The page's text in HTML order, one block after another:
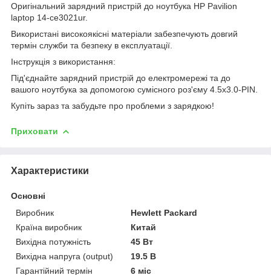
Оригінальний зарядний пристрій до ноутбука HP Pavilion
laptop 14-ce3021ur.
Використані високоякісні матеріали забезпечують довгий
термін служби та безпеку в експлуатації.
Інструкція з використання:
Під'єднайте зарядний пристрій до електромережі та до
вашого ноутбука за допомогою сумісного роз'єму 4.5х3.0-PIN.
Купіть зараз та забудьте про проблеми з зарядкою!
Приховати
Характеристики
Основні
Виробник
Hewlett Packard
Країна виробник
Китай
Вихідна потужність
45 Вт
Вихідна напруга (output)
19.5 В
Гарантійний термін
6 міс